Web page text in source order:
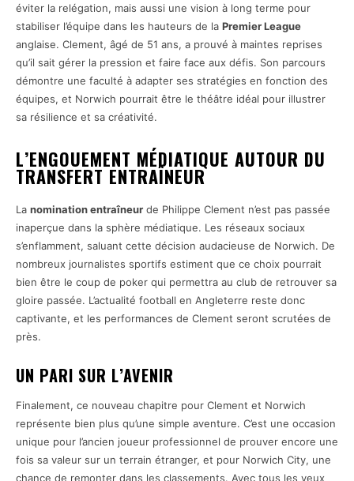
éviter la relégation, mais aussi une vision à long terme pour
stabiliser l’équipe dans les hauteurs de la Premier League
anglaise. Clement, âgé de 51 ans, a prouvé à maintes reprises
qu’il sait gérer la pression et faire face aux défis. Son parcours
démontre une faculté à adapter ses stratégies en fonction des
équipes, et Norwich pourrait être le théâtre idéal pour illustrer
sa résilience et sa créativité.
L’ENGOUEMENT MÉDIATIQUE AUTOUR DU
TRANSFERT ENTRAÎNEUR
La nomination entraîneur de Philippe Clement n’est pas passée
inaperçue dans la sphère médiatique. Les réseaux sociaux
s’enflamment, saluant cette décision audacieuse de Norwich. De
nombreux journalistes sportifs estiment que ce choix pourrait
bien être le coup de poker qui permettra au club de retrouver sa
gloire passée. L’actualité football en Angleterre reste donc
captivante, et les performances de Clement seront scrutées de
près.
UN PARI SUR L’AVENIR
Finalement, ce nouveau chapitre pour Clement et Norwich
représente bien plus qu’une simple aventure. C’est une occasion
unique pour l’ancien joueur professionnel de prouver encore une
fois sa valeur sur un terrain étranger, et pour Norwich City, une
chance de remonter dans les classements. Avec tous les yeux